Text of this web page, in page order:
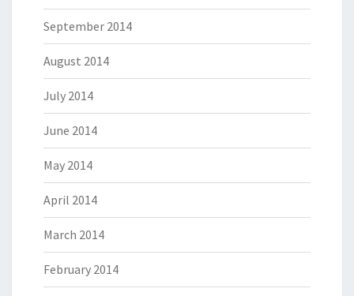
September 2014
August 2014
July 2014
June 2014
May 2014
April 2014
March 2014
February 2014